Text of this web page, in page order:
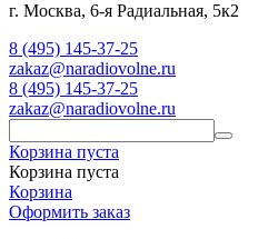
г. Москва, 6-я Радиальная, 5к2
8 (495) 145-37-25
zakaz@naradiovolne.ru
8 (495) 145-37-25
zakaz@naradiovolne.ru
Корзина пуста
Корзина пуста
Корзина
Оформить заказ